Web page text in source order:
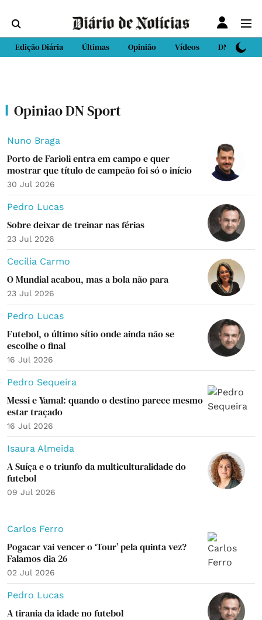
Edição Diária Últimas Opinião Vídeos DN Sport
Opiniao DN Sport
Nuno Braga
Porto de Farioli entra em campo e quer
mostrar que título de campeão foi só o início
30 Jul 2026
Pedro Lucas
Sobre deixar de treinar nas férias
23 Jul 2026
Cecília Carmo
O Mundial acabou, mas a bola não para
23 Jul 2026
Pedro Lucas
Futebol, o último sítio onde ainda não se
escolhe o final
16 Jul 2026
Pedro Sequeira
Messi e Yamal: quando o destino parece mesmo
estar traçado
16 Jul 2026
Isaura Almeida
A Suíça e o triunfo da multiculturalidade do
futebol
09 Jul 2026
Carlos Ferro
Pogacar vai vencer o ‘Tour’ pela quinta vez?
Falamos dia 26
02 Jul 2026
Pedro Lucas
A tirania da idade no futebol